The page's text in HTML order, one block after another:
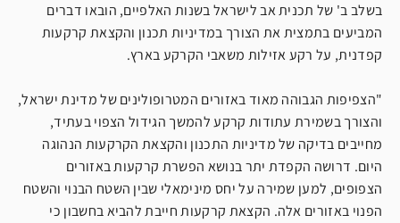
בשלב ב' של תכנית אב לישראל בשנות האלפיים, הובאו דברים
המביעים בתמצית את הצורך במדיניות תכנון והקצאת קרקעות
קפדנית, על רקע אזילות משאבי הקרקע בארץ.
"הצפיפות הגבוהה מאוד באזורים המטרופולינים של מדינת ישראל,
והצורך בשמירת עתודות קרקע להמשך הגידול הצפוי בעתיד,
מחייבים בדיקה של מדיניות התכנון והקצאת הקרקעות הנהוגה
היום. דרושה הקפדת יתר בנושא הפשרת קרקעות באזורים
הצפופים, למען שמירה על יחס מינימאלי שבין השטח הבנוי והשטח
הפנוי באזורים אלה. הקצאת קרקעות חייבת להביא בחשבון כי